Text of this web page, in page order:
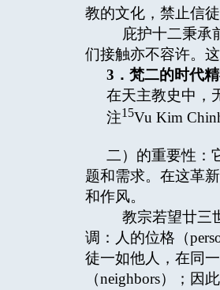
教的文化，禁止信
庇护十二秉承
们接触亦不容许。
3 ．梵二的时代
在天主教史中，
注15Vu Kim
二）的重要性：
题和需求。在这革
和作风。
教宗若望廿三
调：人的位格（
徒一如他人，在同
（neighbors）；